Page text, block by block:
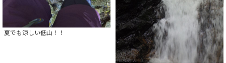
夏でも涼しい低山！！